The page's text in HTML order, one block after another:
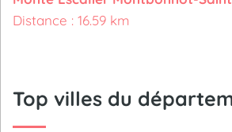
Distance : 16.59 km
Top villes du